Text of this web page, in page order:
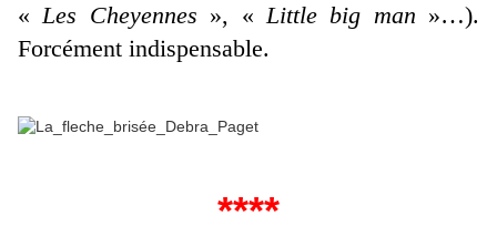
«Les Cheyennes », «Little big man »…).
Forcément indispensable.
****